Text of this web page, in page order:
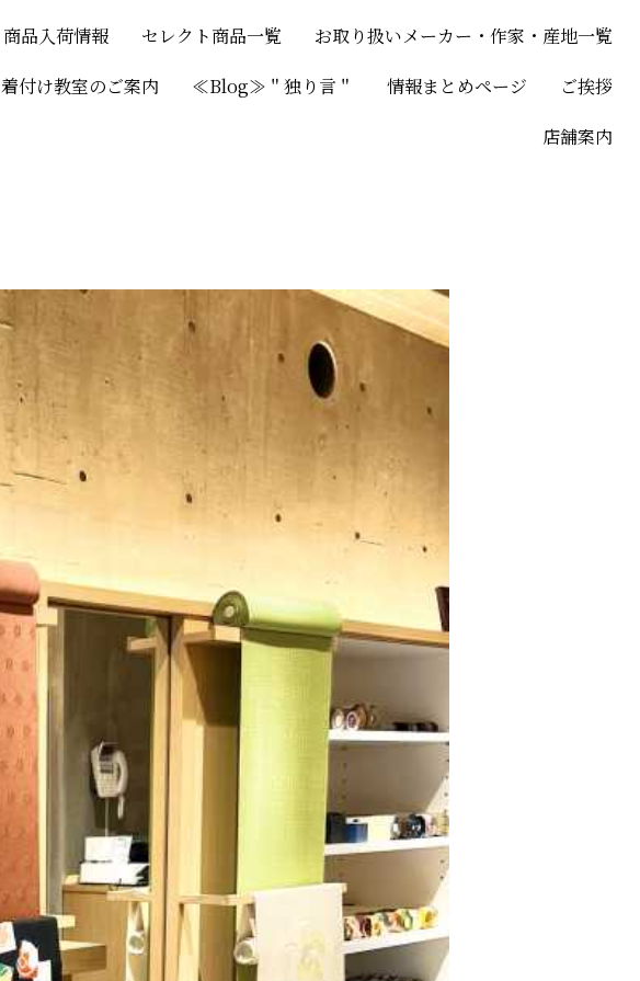
商品入荷情報 セレクト商品一覧
お取り扱いメーカー・作家・産地一覧
着付け教室のご案内
≪Blog≫＂独り言＂ 情報まとめページ
ご挨拶
店舗案内